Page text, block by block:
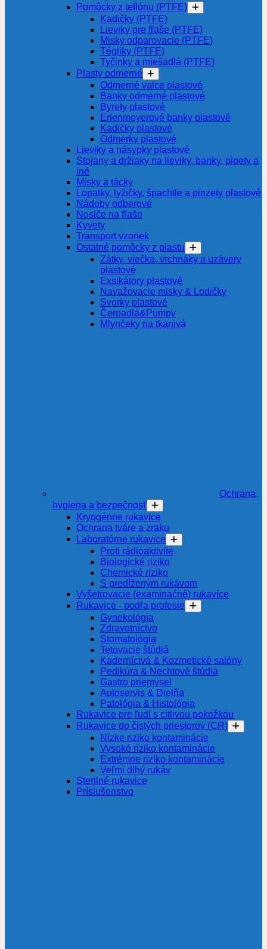
Pomôcky z teflónu (PTFE)
Kadičky (PTFE)
Lieviky pre fľaše (PTFE)
Misky odparovacie (PTFE)
Tégliky (PTFE)
Tyčinky a miešadlá (PTFE)
Plasty odmerné
Odmerné valce plastové
Banky odmerné plastové
Byrety plastové
Erlenmeyerové banky plastové
Kadičky plastové
Odmerky plastové
Lieviky a násypky plastové
Stojany a držiaky na lieviky, banky, pipety a
iné
Misky a tácky
Lopatky, lyžičky, špachtle a pinzety plastové
Nádoby odberové
Nosiče na fľaše
Kyvety
Transport vzoriek
Ostatné pomôcky z plastu
Zátky, viečka, vrchnáky a uzávery
plastové
Exsikátory plastové
Navažovacie misky & Lodičky
Svorky plastové
Čerpadlá&Pumpy
Mlynčeky na tkanivá
Ochrana,
hygiena a bezpečnosť
Kryogénne rukavice
Ochrana tváre a zraku
Laboratórne rukavice
Proti rádioaktivite
Biologické riziko
Chemické riziko
S predĺženým rukávom
Vyšetrovacie (examinačné) rukavice
Rukavice - podľa profesie
Gynekológia
Zdravotníctvo
Stomatológia
Tetovacie štúdiá
Kaderníctvá & Kozmetické salóny
Pedikúra & Nechtové štúdiá
Gastro priemysel
Autoservis & Dielňa
Patológia & Histológia
Rukavice pre ľudí s citlivou pokožkou
Rukavice do čistých priestorov (CR)
Nízke riziko kontaminácie
Vysoké riziko kontaminácie
Extrémne riziko kontaminácie
Veľmi dlhý rukáv
Sterilné rukavice
Príslušenstvo